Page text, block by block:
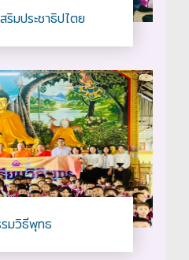
ริมประชาธิปไตย
มวิธีพุทธ